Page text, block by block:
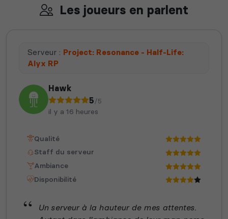
Les joueurs en parlent
Serveur : Project: Resonance - Half-Life:
Alyx RP
Hawk
5/5
il y a 16 heures
Qualité
Staff du serveur
Ambiance
Disponibilité
Un serveur à la hauteur de mes attentes.